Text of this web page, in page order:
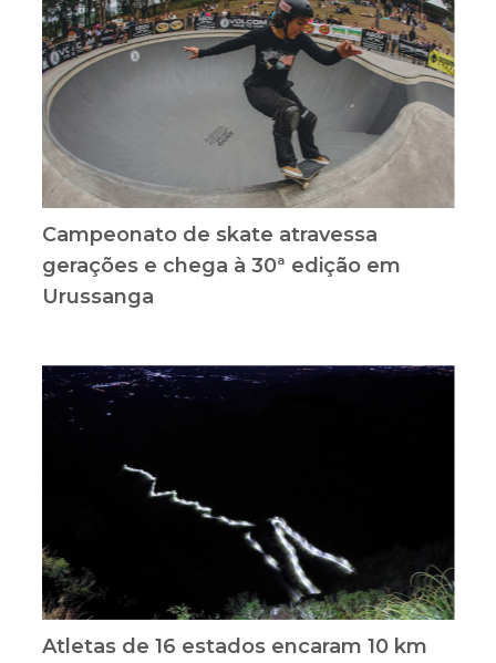
Campeonato de skate atravessa
gerações e chega à 30ª edição em
Urussanga
Atletas de 16 estados encaram 10 km